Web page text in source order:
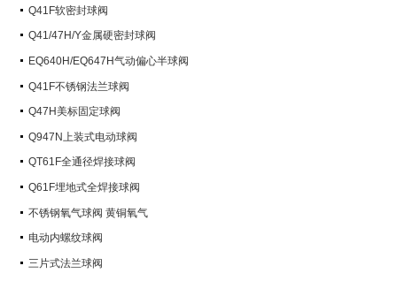
Q41F软密封球阀
Q41/47H/Y金属硬密封球阀
EQ640H/EQ647H气动偏心半球阀
Q41F不锈钢法兰球阀
Q47H美标固定球阀
Q947N上装式电动球阀
QT61F全通径焊接球阀
Q61F埋地式全焊接球阀
不锈钢氧气球阀 黄铜氧气
电动内螺纹球阀
三片式法兰球阀